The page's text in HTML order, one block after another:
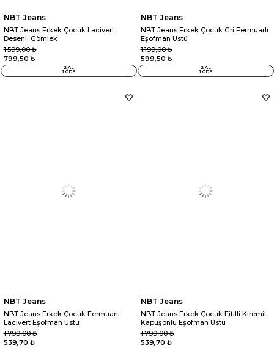
NBT Jeans
NBT Jeans Erkek Çocuk Lacivert
Desenli Gömlek
799,50 ₺
1.599,00 ₺
2 AL
1 ÖDE
NBT Jeans
NBT Jeans Erkek Çocuk Gri Fermuarlı
Eşofman Üstü
599,50 ₺
1.199,00 ₺
2 AL
1 ÖDE
NBT Jeans
NBT Jeans Erkek Çocuk Fermuarlı
Lacivert Eşofman Üstü
539,70 ₺
1.799,00 ₺
NBT Jeans
NBT Jeans Erkek Çocuk Fitilli Kiremit
Kapüşonlu Eşofman Üstü
539,70 ₺
1.799,00 ₺